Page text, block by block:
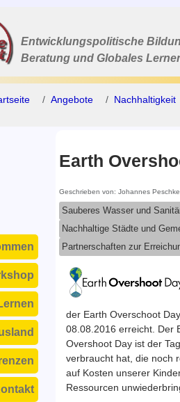
Entwicklungspolitische
Beratung und Globales
Angebote Nachhaltigkeit
Earth
Geschrieben von: Johannes Peschke
Sauberes Wasser und
Nachhaltige Städte und
Partnerschaften zur
der Earth Overschoot
08.08.2016 erreicht. Der
Overshoot Day ist der
verbraucht hat, die noch
auf Kosten unserer
Ressourcen